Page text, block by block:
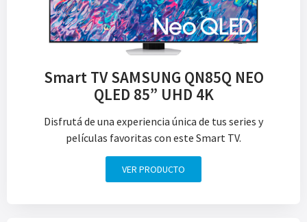
Smart TV SAMSUNG QN85Q NEO
QLED 85” UHD 4K
Disfrutá de una experiencia única de tus series y
películas favoritas con este Smart TV.
VER PRODUCTO